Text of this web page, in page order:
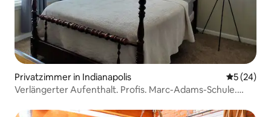
Privatzimmer in Indianapolis
5 (24)
Verlängerter Aufenthalt. Profis. Marc-Adams-Schule.